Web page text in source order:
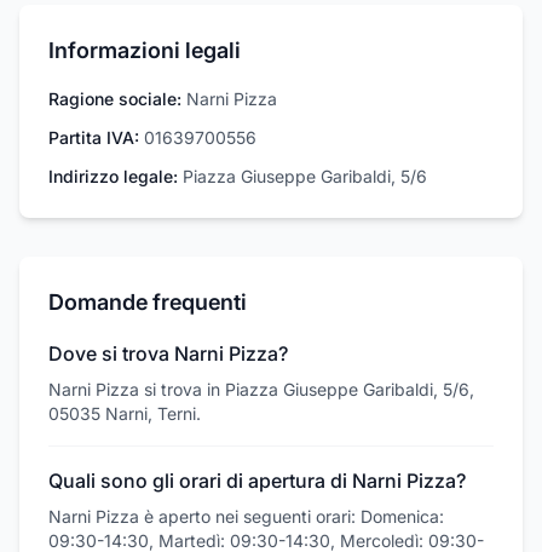
Informazioni legali
Ragione sociale: Narni Pizza
Partita IVA: 01639700556
Indirizzo legale: Piazza Giuseppe Garibaldi, 5/6
Domande frequenti
Dove si trova Narni Pizza?
Narni Pizza si trova in Piazza Giuseppe Garibaldi, 5/6,
05035 Narni, Terni.
Quali sono gli orari di apertura di Narni Pizza?
Narni Pizza è aperto nei seguenti orari: Domenica:
09:30-14:30, Martedì: 09:30-14:30, Mercoledì: 09:30-